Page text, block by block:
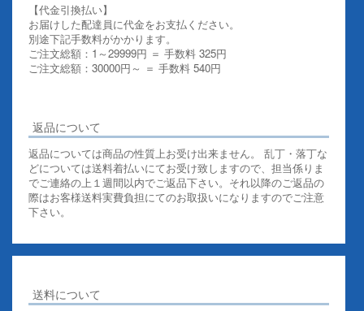
【代金引換払い】
お届けした配達員に代金をお支払ください。
別途下記手数料がかかります。
ご注文総額：1～29999円 ＝ 手数料 325円
ご注文総額：30000円～ ＝ 手数料 540円
返品について
返品については商品の性質上お受け出来ません。 乱丁・落丁な
どについては送料着払いにてお受け致しますので、担当係りま
でご連絡の上１週間以内でご返品下さい。それ以降のご返品の
際はお客様送料実費負担にてのお取扱いになりますのでご注意
下さい。
送料について